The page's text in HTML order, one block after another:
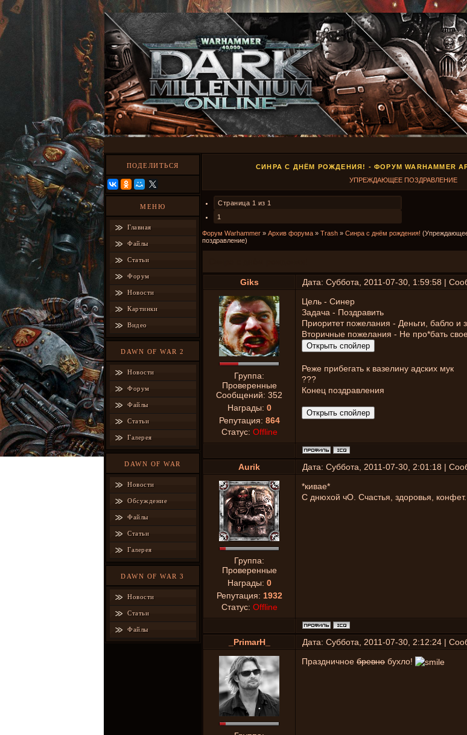
ПОДЕЛИТЬСЯ
МЕНЮ
Главная
Файлы
Статьи
Форум
Новости
Картинки
Видео
DAWN OF WAR 2
Новости
Форум
Файлы
Статьи
Галерея
DAWN OF WAR
Новости
Обсуждение
Файлы
Статьи
Галерея
DAWN OF WAR 3
Новости
Статьи
Файлы
СИНРА С ДНЁМ РОЖДЕНИЯ! - ФОРУМ WARHAMMER
УПРЕЖДАЮЩЕЕ ПОЗДРАВЛЕНИЕ
Страница 1 из 1
1
Форум Warhammer » Архив форума » Trash » Синра с днём рождения!
поздравление)
Giks Дата: Суббота, 2011-07-30, 1:59:58 |
Группа:
Проверенные
Сообщений: 352
Награды: 0
Репутация: 864
Статус: Offline
Цель - Синер
Задача - Поздравить
Приоритет пожелания - Деньги, бабло и
Вторичные пожелания - Не про*бать
Реже прибегать к вазелину адских мук
???
Конец поздравления
Aurik Дата: Суббота, 2011-07-30, 2:01:18 |
Группа:
Проверенные
Награды: 0
Репутация: 1932
Статус: Offline
*кивае*
С днюхой чО. Счастья, здоровья, конфет.
_PrimarH_ Дата: Суббота, 2011-07-30, 2:12:24 |
Праздничное бревно бухло!